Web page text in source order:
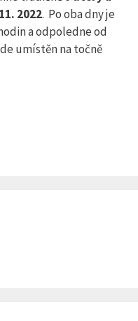
2022. Po oba dny je
a odpoledne od
umístěn na točně